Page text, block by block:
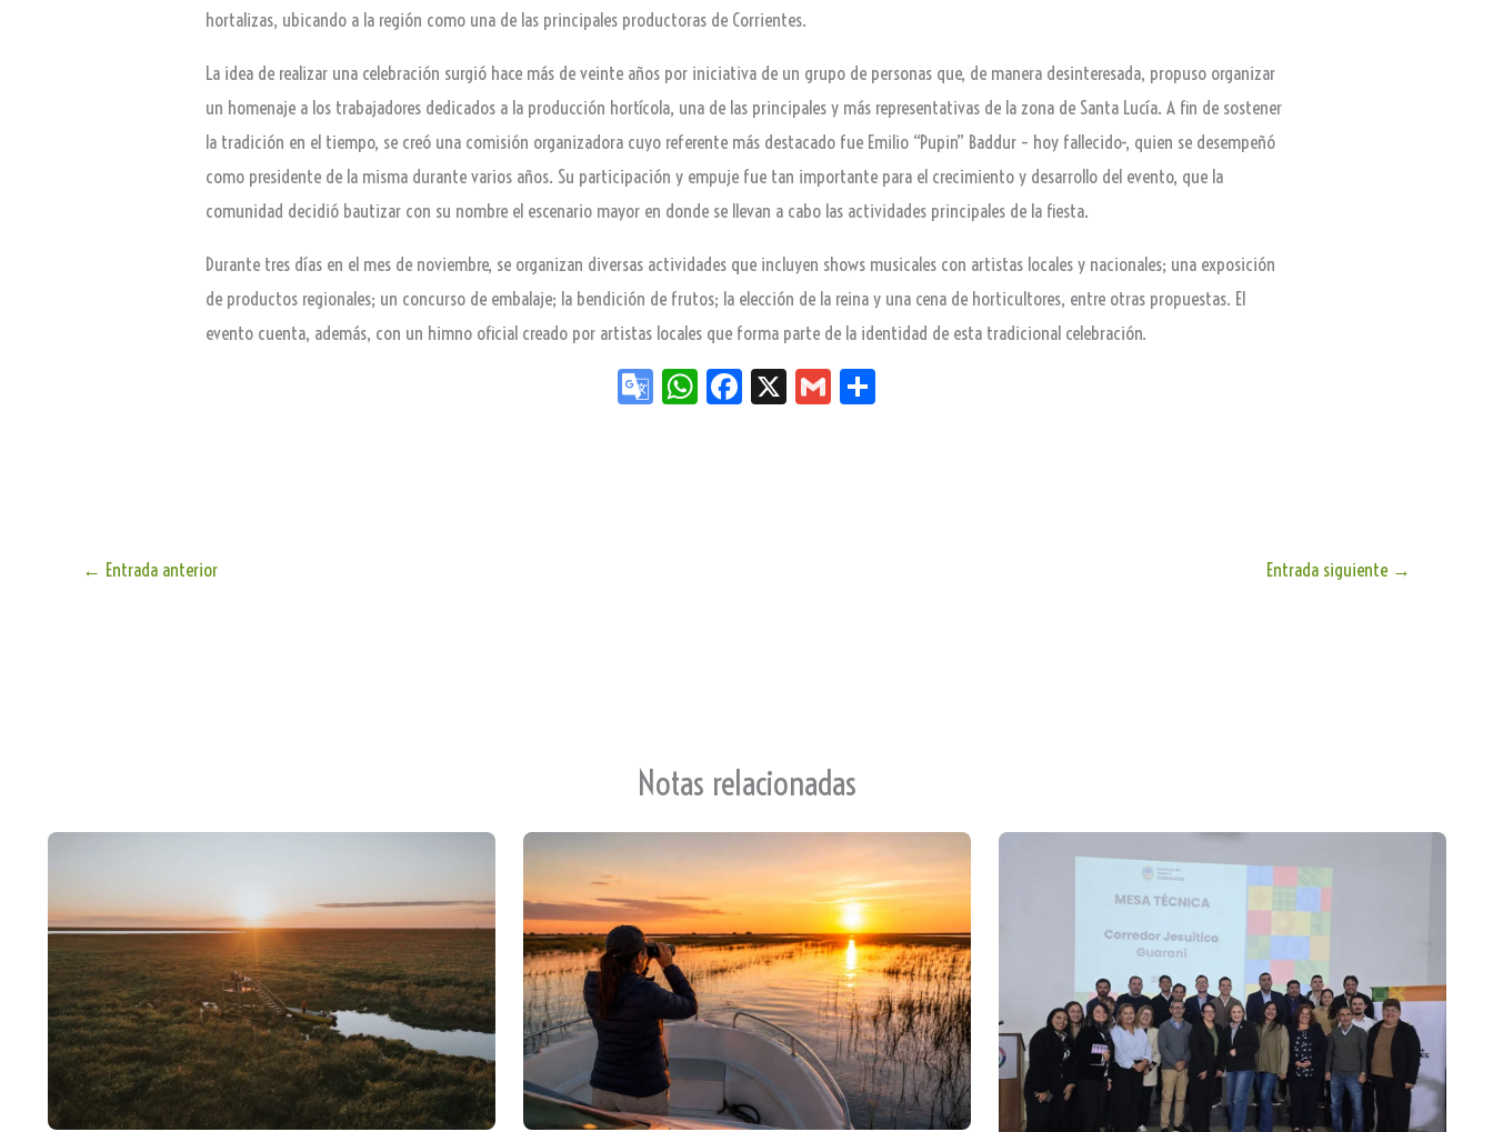
hortalizas, ubicando a la región como una de las principales productoras de Corrientes.
La idea de realizar una celebración surgió hace más de veinte años por iniciativa de un grupo de personas que, de manera desinteresada, propuso organizar
un homenaje a los trabajadores dedicados a la producción hortícola, una de las principales y más representativas de la zona de Santa Lucía. A fin de sostener
la tradición en el tiempo, se creó una comisión organizadora cuyo referente más destacado fue Emilio “Pupin” Baddur – hoy fallecido-, quien se desempeñó
como presidente de la misma durante varios años. Su participación y empuje fue tan importante para el crecimiento y desarrollo del evento, que la
comunidad decidió bautizar con su nombre el escenario mayor en donde se llevan a cabo las actividades principales de la fiesta.
Durante tres días en el mes de noviembre, se organizan diversas actividades que incluyen shows musicales con artistas locales y nacionales; una exposición
de productos regionales; un concurso de embalaje; la bendición de frutos; la elección de la reina y una cena de horticultores, entre otras propuestas. El
evento cuenta, además, con un himno oficial creado por artistas locales que forma parte de la identidad de esta tradicional celebración.
Go W
Fa
X
G
← Entrada anterior Entrada siguiente →
Notas relacionadas